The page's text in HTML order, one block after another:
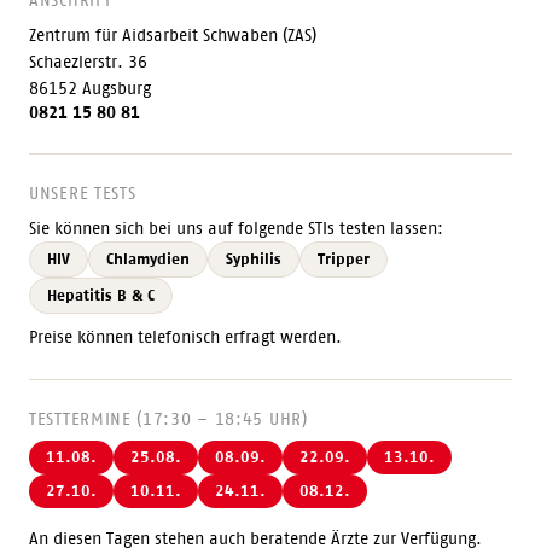
Zentrum für Aidsarbeit Schwaben (ZAS)
Schaezlerstr. 36
86152 Augsburg
0821 15 80 81
UNSERE TESTS
Sie können sich bei uns auf folgende STIs testen lassen:
HIV Chlamydien Syphilis
Tripper
Hepatitis B & C
Preise können telefonisch erfragt werden.
TESTTERMINE (17:30 – 18:45 UHR)
11.08. 25.08. 08.09. 22.09.
13.10.
27.10.
10.11. 24.11. 08.12.
An diesen Tagen stehen auch beratende Ärzte zur Verfügung.